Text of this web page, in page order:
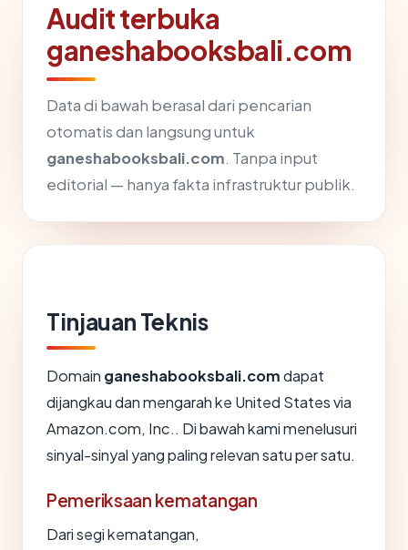
Audit terbuka
ganeshabooksbali.com
Data di bawah berasal dari pencarian
otomatis dan langsung untuk
ganeshabooksbali.com. Tanpa input
editorial — hanya fakta infrastruktur publik.
Tinjauan Teknis
Domain ganeshabooksbali.comdapat
dijangkau dan mengarah ke United States via
Amazon.com, Inc.. Di bawah kami menelusuri
sinyal-sinyal yang paling relevan satu per satu.
Pemeriksaan kematangan
Dari segi kematangan,